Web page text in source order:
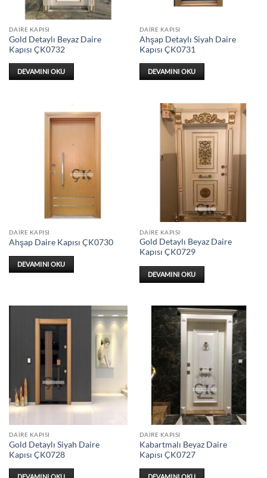
DAIRE KAPISI
Gold Detaylı Beyaz Daire
Kapısı ÇK0732
DEVAMINI OKU
DAIRE KAPISI
Ahşap Detaylı Siyah Daire
Kapısı ÇK0731
DEVAMINI OKU
DAIRE KAPISI
Ahşap Daire Kapısı ÇK0730
DEVAMINI OKU
DAIRE KAPISI
Gold Detaylı Beyaz Daire
Kapısı ÇK0729
DEVAMINI OKU
DAIRE KAPISI
Gold Detaylı Siyah Daire
Kapısı ÇK0728
DAIRE KAPISI
Kabartmalı Beyaz Daire
Kapısı ÇK0727